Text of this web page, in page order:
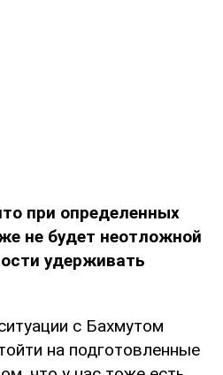
при определенных
не будет неотложной
удерживать
с Бахмутом
на подготовленные